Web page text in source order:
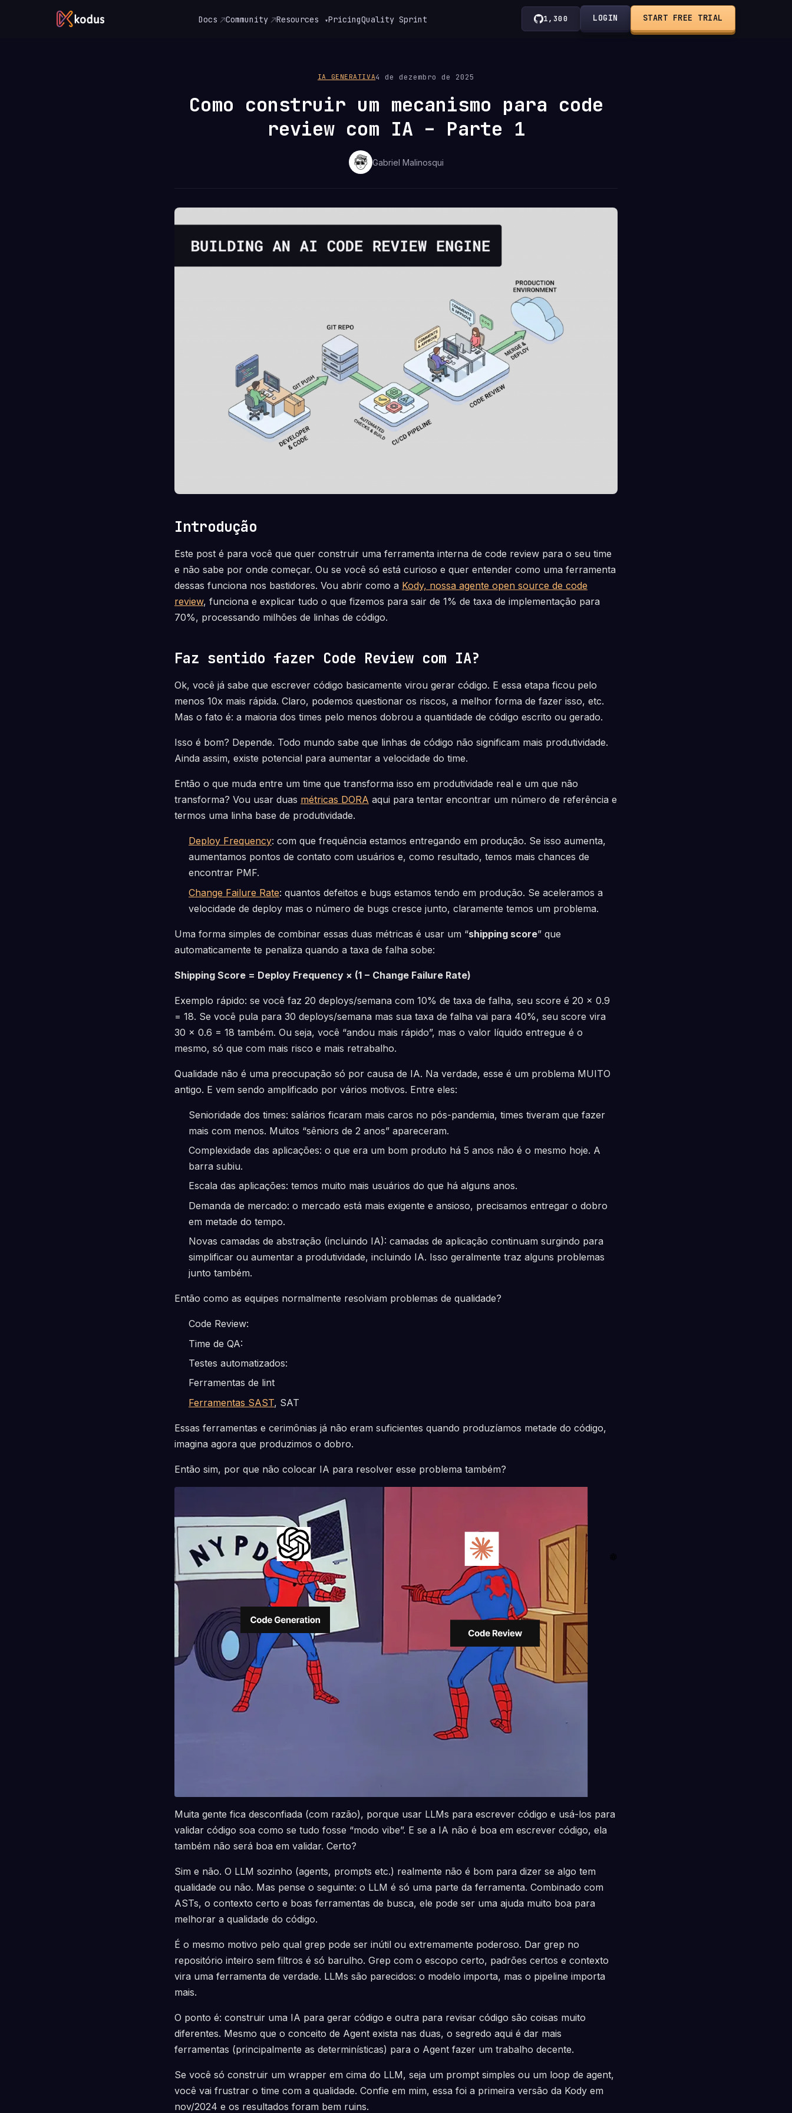
Docs Community Resources ▾PricingQuality Sprint 1,300 LOGIN START FREE TRIAL
IA GENERATIVA4 de dezembro de 2025
Como construir um mecanismo para code
review com IA – Parte 1
Gabriel Malinosqui
Introdução
Este post é para você que quer construir uma ferramenta interna de code review para o seu time
e não sabe por onde começar. Ou se você só está curioso e quer entender como uma ferramenta
dessas funciona nos bastidores. Vou abrir como a Kody, nossa agente open source de code
review, funciona e explicar tudo o que fizemos para sair de 1% de taxa de implementação para
70%, processando milhões de linhas de código.
Faz sentido fazer Code Review com IA?
Ok, você já sabe que escrever código basicamente virou gerar código. E essa etapa ficou pelo
menos 10x mais rápida. Claro, podemos questionar os riscos, a melhor forma de fazer isso, etc.
Mas o fato é: a maioria dos times pelo menos dobrou a quantidade de código escrito ou gerado.
Isso é bom? Depende. Todo mundo sabe que linhas de código não significam mais produtividade.
Ainda assim, existe potencial para aumentar a velocidade do time.
Então o que muda entre um time que transforma isso em produtividade real e um que não
transforma? Vou usar duas métricas DORA aqui para tentar encontrar um número de referência e
termos uma linha base de produtividade.
Deploy Frequency: com que frequência estamos entregando em produção. Se isso aumenta,
aumentamos pontos de contato com usuários e, como resultado, temos mais chances de
encontrar PMF.
Change Failure Rate: quantos defeitos e bugs estamos tendo em produção. Se aceleramos a
velocidade de deploy mas o número de bugs cresce junto, claramente temos um problema.
Uma forma simples de combinar essas duas métricas é usar um “shipping score” que
automaticamente te penaliza quando a taxa de falha sobe:
Shipping Score = Deploy Frequency × (1 − Change Failure Rate)
Exemplo rápido: se você faz 20 deploys/semana com 10% de taxa de falha, seu score é 20 × 0.9
= 18. Se você pula para 30 deploys/semana mas sua taxa de falha vai para 40%, seu score vira
30 × 0.6 = 18 também. Ou seja, você “andou mais rápido”, mas o valor líquido entregue é o
mesmo, só que com mais risco e mais retrabalho.
Qualidade não é uma preocupação só por causa de IA. Na verdade, esse é um problema MUITO
antigo. E vem sendo amplificado por vários motivos. Entre eles:
Senioridade dos times: salários ficaram mais caros no pós-pandemia, times tiveram que fazer
mais com menos. Muitos “sêniors de 2 anos” apareceram.
Complexidade das aplicações: o que era um bom produto há 5 anos não é o mesmo hoje. A
barra subiu.
Escala das aplicações: temos muito mais usuários do que há alguns anos.
Demanda de mercado: o mercado está mais exigente e ansioso, precisamos entregar o dobro
em metade do tempo.
Novas camadas de abstração (incluindo IA): camadas de aplicação continuam surgindo para
simplificar ou aumentar a produtividade, incluindo IA. Isso geralmente traz alguns problemas
junto também.
Então como as equipes normalmente resolviam problemas de qualidade?
Code Review:
Time de QA:
Testes automatizados:
Ferramentas de lint
Ferramentas SAST, SAT
Essas ferramentas e cerimônias já não eram suficientes quando produzíamos metade do código,
imagina agora que produzimos o dobro.
Então sim, por que não colocar IA para resolver esse problema também?
Muita gente fica desconfiada (com razão), porque usar LLMs para escrever código e usá-los para
validar código soa como se tudo fosse “modo vibe”. E se a IA não é boa em escrever código, ela
também não será boa em validar. Certo?
Sim e não. O LLM sozinho (agents, prompts etc.) realmente não é bom para dizer se algo tem
qualidade ou não. Mas pense o seguinte: o LLM é só uma parte da ferramenta. Combinado com
ASTs, o contexto certo e boas ferramentas de busca, ele pode ser uma ajuda muito boa para
melhorar a qualidade do código.
É o mesmo motivo pelo qual grep pode ser inútil ou extremamente poderoso. Dar grep no
repositório inteiro sem filtros é só barulho. Grep com o escopo certo, padrões certos e contexto
vira uma ferramenta de verdade. LLMs são parecidos: o modelo importa, mas o pipeline importa
mais.
O ponto é: construir uma IA para gerar código e outra para revisar código são coisas muito
diferentes. Mesmo que o conceito de Agent exista nas duas, o segredo aqui é dar mais
ferramentas (principalmente as determinísticas) para o Agent fazer um trabalho decente.
Se você só construir um wrapper em cima do LLM, seja um prompt simples ou um loop de agent,
você vai frustrar o time com a qualidade. Confie em mim, essa foi a primeira versão da Kody em
nov/2024 e os resultados foram bem ruins.